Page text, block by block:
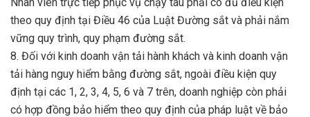
theo quy định tại Điều 46 của Luật Đường sắt và phải nắm
vững quy trình, quy phạm đường sắt.
8. Đối với kinh doanh vận tải hành khách và kinh doanh vận
tải hàng nguy hiểm bằng đường sắt, ngoài điều kiện quy
định tại các 1, 2, 3, 4, 5, 6 và 7 trên, doanh nghiệp còn phải
có hợp đồng bảo hiểm theo quy định của pháp luật về bảo